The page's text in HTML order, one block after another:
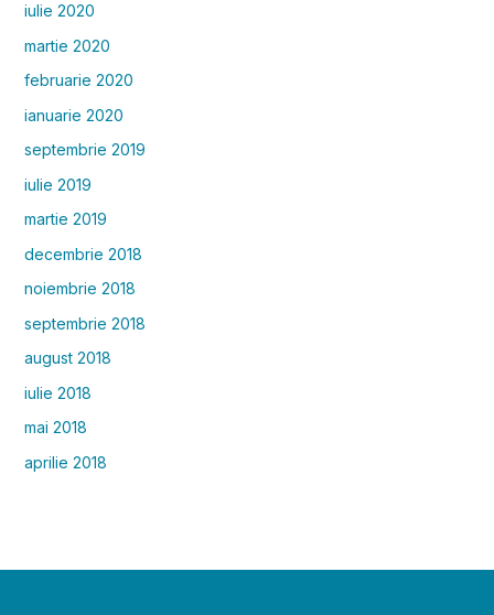
iulie 2020
martie 2020
februarie 2020
ianuarie 2020
septembrie 2019
iulie 2019
martie 2019
decembrie 2018
noiembrie 2018
septembrie 2018
august 2018
iulie 2018
mai 2018
aprilie 2018